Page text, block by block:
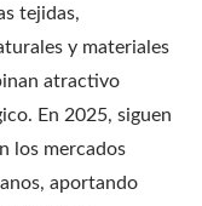
tejidas,
y materiales
atractivo
En 2025, siguen
los mercados
aportando